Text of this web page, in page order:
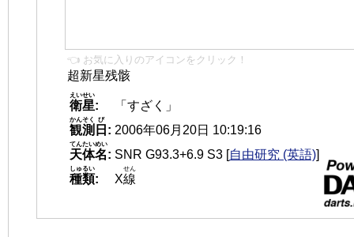
👈 お気に入りのアイコンをクリック！
超新星残骸
衛星
えいせい
:
「すざく」
観測
かんそく
日
び
: 2006年06月20日 10:19:16
天体名
てんたいめい
: SNR G93.3+6.9 S3 [自由研究 (英語)]
種類
しゅるい
: X線
せん